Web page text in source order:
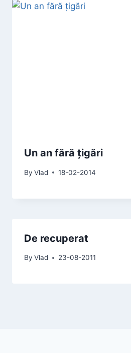
Un an fără țigări
By Vlad 18-02-2014
De recuperat
By Vlad 23-08-2011